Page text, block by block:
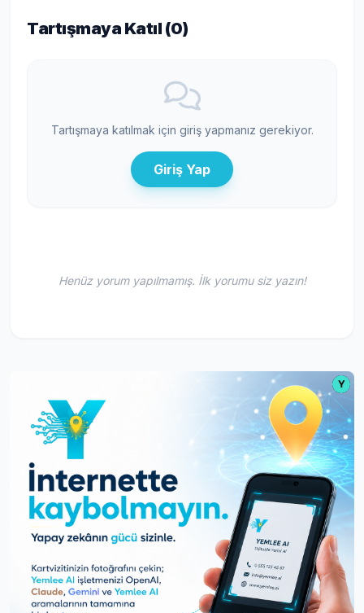
Tartışmaya Katıl (0)
Tartışmaya katılmak için giriş yapmanız gerekiyor.
Giriş Yap
Henüz yorum yapılmamış. İlk yorumu siz yazın!